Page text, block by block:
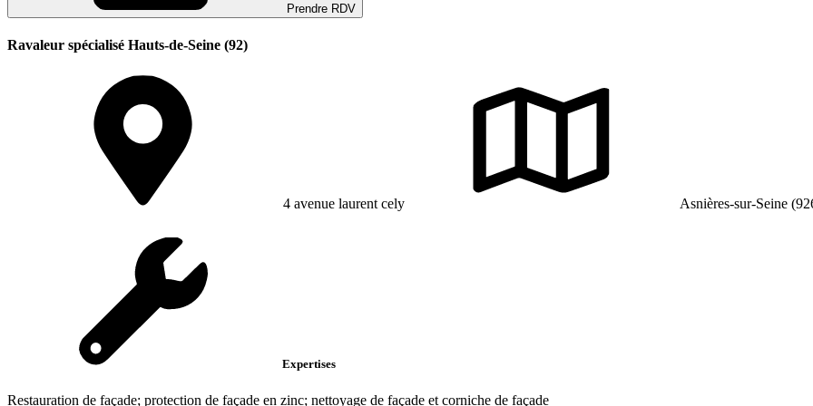
Prendre RDV
Ravaleur spécialisé Hauts-de-Seine (92)
4 avenue laurent cely Asnières-sur-Seine
Expertises
Restauration de façade; protection de façade en zinc; nettoyage de façade et corniche de façade